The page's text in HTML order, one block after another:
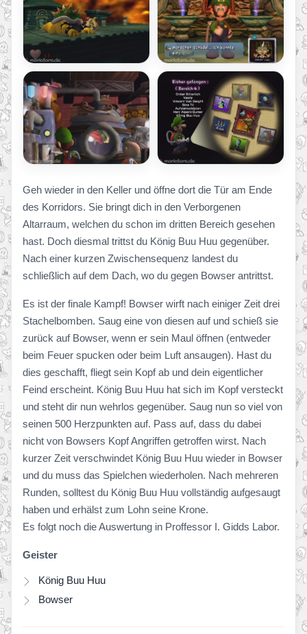
Geh wieder in den Keller und öffne dort die Tür am Ende
des Korridors. Sie bringt dich in den Verborgenen
Altarraum, welchen du schon im dritten Bereich gesehen
hast. Doch diesmal trittst du König Buu Huu gegenüber.
Nach einer kurzen Zwischensequenz landest du
schließlich auf dem Dach, wo du gegen Bowser antrittst.
Es ist der finale Kampf! Bowser wirft nach einiger Zeit drei
Stachelbomben. Saug eine von diesen auf und schieß sie
zurück auf Bowser, wenn er sein Maul öffnen (entweder
beim Feuer spucken oder beim Luft ansaugen). Hast du
dies geschafft, fliegt sein Kopf ab und dein eigentlicher
Feind erscheint. König Buu Huu hat sich im Kopf versteckt
und steht dir nun wehrlos gegenüber. Saug nun so viel von
seinen 500 Herzpunkten auf. Pass auf, dass du dabei
nicht von Bowsers Kopf Angriffen getroffen wirst. Nach
kurzer Zeit verschwindet König Buu Huu wieder in Bowser
und du muss das Spielchen wiederholen. Nach mehreren
Runden, solltest du König Buu Huu vollständig aufgesaugt
haben und erhälst zum Lohn seine Krone.
Es folgt noch die Auswertung in Proffessor I. Gidds Labor.
Geister
König Buu Huu
Bowser